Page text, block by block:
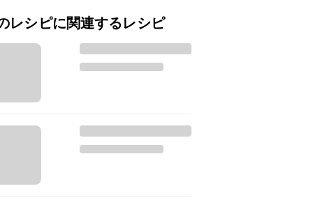
レシピに関連するレシピ